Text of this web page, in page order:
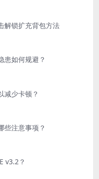
解锁扩充背包方法
患如何规避？
减少卡顿？
些注意事项？
v3.2？